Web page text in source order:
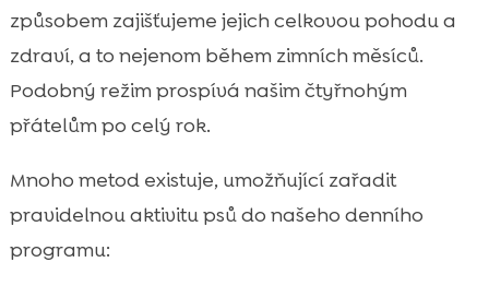
způsobem zajišťujeme jejich celkovou pohodu a
zdraví, a to nejenom během zimních měsíců.
Podobný režim prospívá našim čtyřnohým
přátelům po celý rok.
Mnoho metod existuje, umožňující zařadit
pravidelnou aktivitu psů do našeho denního
programu: